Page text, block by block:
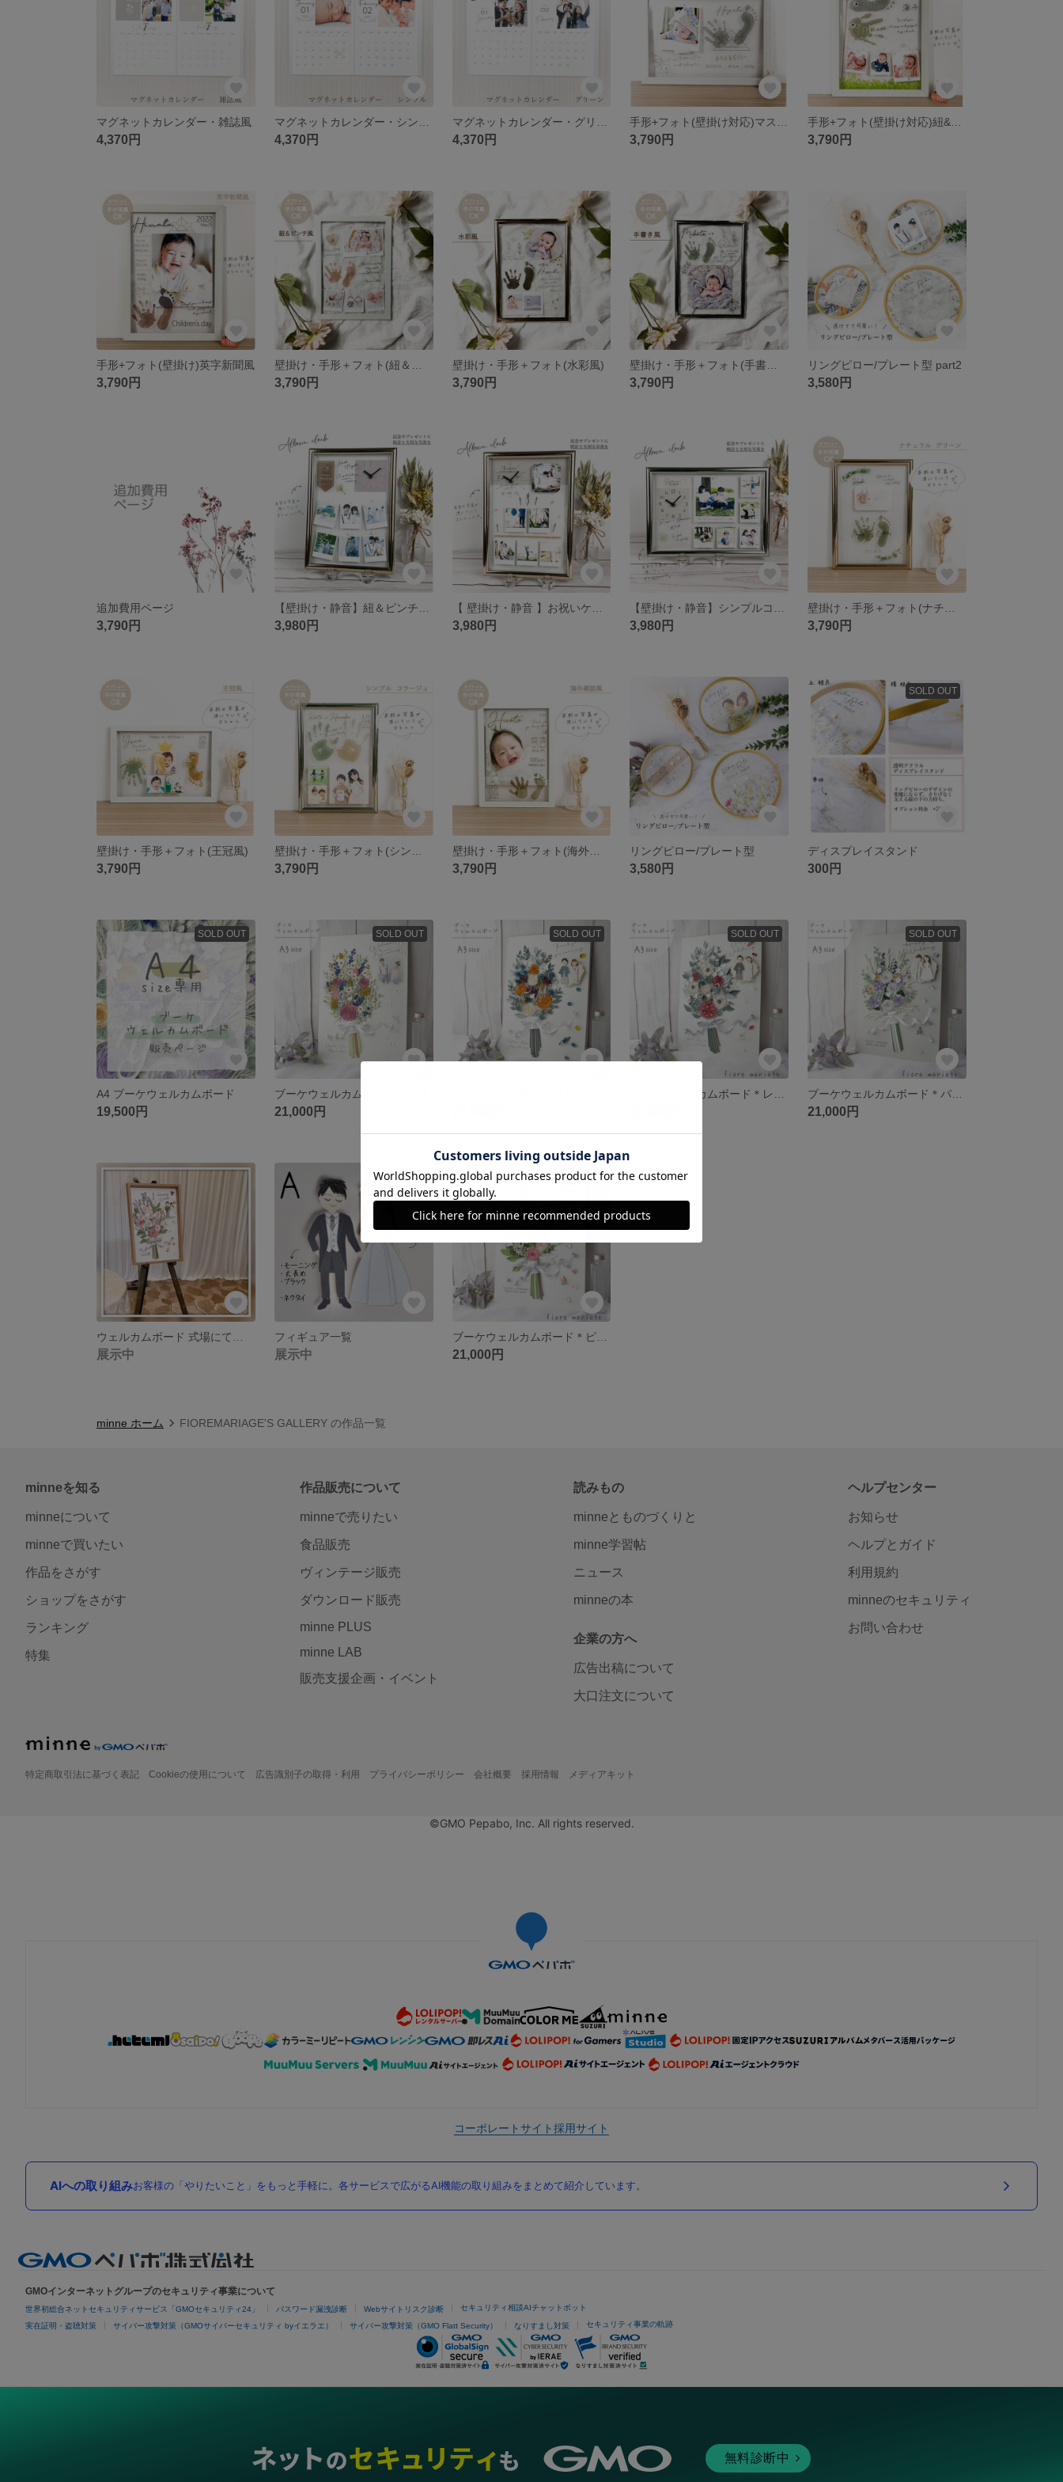
マグネットカレンダー・雑誌風
4,370円 4,370円 4,370円 3,790円 3,790円
手形+フォト(壁掛け)英字新聞風
3,790円 3,790円
壁掛け・手形＋フォト(水彩風)
3,790円 3,790円
リングピロー/プレート型 part2
3,580円
追加費用ページ
3,790円 3,980円 3,980円 3,980円 3,790円
壁掛け・手形＋フォト(王冠風)
3,790円 3,790円
壁掛け・手形‪＋フォト(海外雑誌風)
3,790円
リングピロー/プレート型
3,580円
SOLD OUT
ディスプレイスタンド
300円
SOLD OUT
A4 ブーケウェルカムボード
19,500円
SOLD OUT
ブーケウェルカムボード＊小花
21,000円
SOLD OUT SOLD OUT SOLD OUT
21,000円
ウェルカムボード 式場にて…
展示中
フィギュア一覧
展示中
SOLD OUT
ブーケウェルカムボード＊ピンク
21,000円
minne ホーム FIOREMARIAGE'S GALLERY の作品一覧
minneを知る
minneについて
minneで買いたい
作品をさがす
ショップをさがす
ランキング
特集
作品販売について
minneで売りたい
食品販売
ヴィンテージ販売
ダウンロード販売
minne PLUS
minne LAB
販売支援企画・イベント
読みもの
minneとものづくりと
minne学習帖
ニュース
minneの本
企業の方へ
広告出稿について
大口注文について
ヘルプセンター
お知らせ
ヘルプとガイド
利用規約
minneのセキュリティ
お問い合わせ
特定商取引法に基づく表記 Cookieの使用について 広告識別子の取得・利用 プライバシーポリシー 会社概要 採用情報 メディアキット
©GMO Pepabo, Inc. All rights reserved.
コーポレートサイト採用サイト
AIへの取り組みお客様の「やりたいこと」をもっと手軽に。各サービスで広がるAI機能の取り組みをまとめて紹介しています。
GMOインターネットグループのセキュリティ事業について
世界初総合ネットセキュリティサービス「GMOセキュリティ24」 パスワード漏洩診断 Webサイトリスク診断 セキュリティ相談AIチャットボット
実在証明・盗聴対策 サイバー攻撃対策（GMOサイバーセキュリティ byイエラエ） サイバー攻撃対策（GMO Flatt Security） なりすまし対策 セキュリティ事業の軌跡
無料診断中